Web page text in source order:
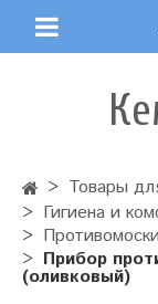
Товары
Гигиена и
Прибор
(оливковый)